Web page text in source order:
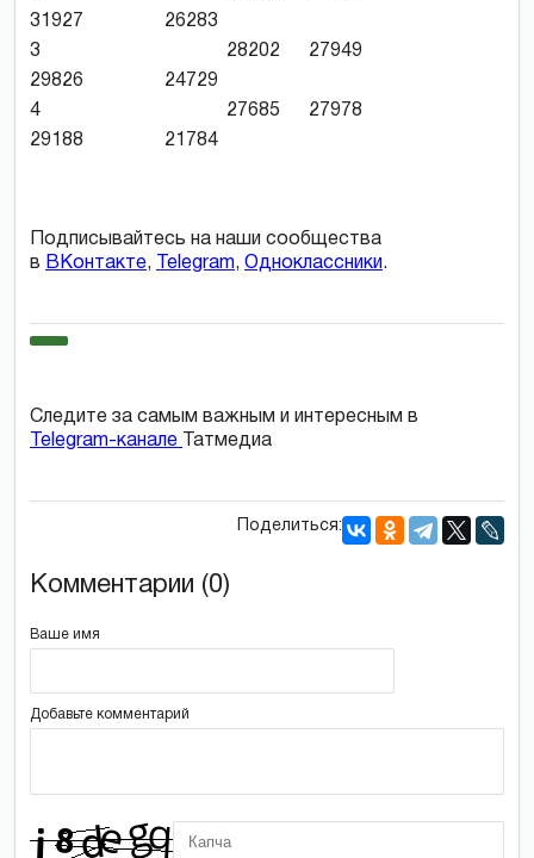
31927 26283
3 28202 27949
29826 24729
4 27685 27978
29188 21784
Подписывайтесь на наши сообщества
в ВКонтакте, Telegram, Одноклассники.
Следите за самым важным и интересным в
Telegram-канале
Татмедиа
Поделиться:
Комментарии (0)
Ваше имя
Добавьте комментарий